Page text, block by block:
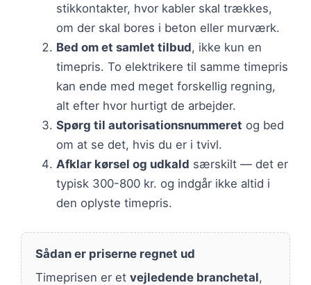
stikkontakter, hvor kabler skal trækkes,
om der skal bores i beton eller murværk.
Bed om et samlet tilbud, ikke kun en
timepris. To elektrikere til samme timepris
kan ende med meget forskellig regning,
alt efter hvor hurtigt de arbejder.
Spørg til autorisationsnummeret og bed
om at se det, hvis du er i tvivl.
Afklar kørsel og udkald særskilt — det er
typisk 300-800 kr. og indgår ikke altid i
den oplyste timepris.
Sådan er priserne regnet ud
Timeprisen er et vejledende branchetal,